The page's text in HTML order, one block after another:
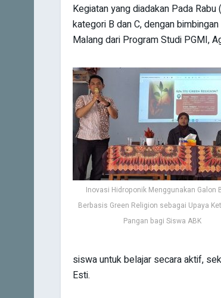
Kegiatan yang diadakan Pada
kategori B dan C, dengan
Malang dari Program Studi PGMI,
Inovasi Hidroponik Menggunakan Galon
Berbasis Green Religion sebagai Upaya
Pangan bagi Siswa ABK
siswa untuk belajar secara aktif,
Esti.